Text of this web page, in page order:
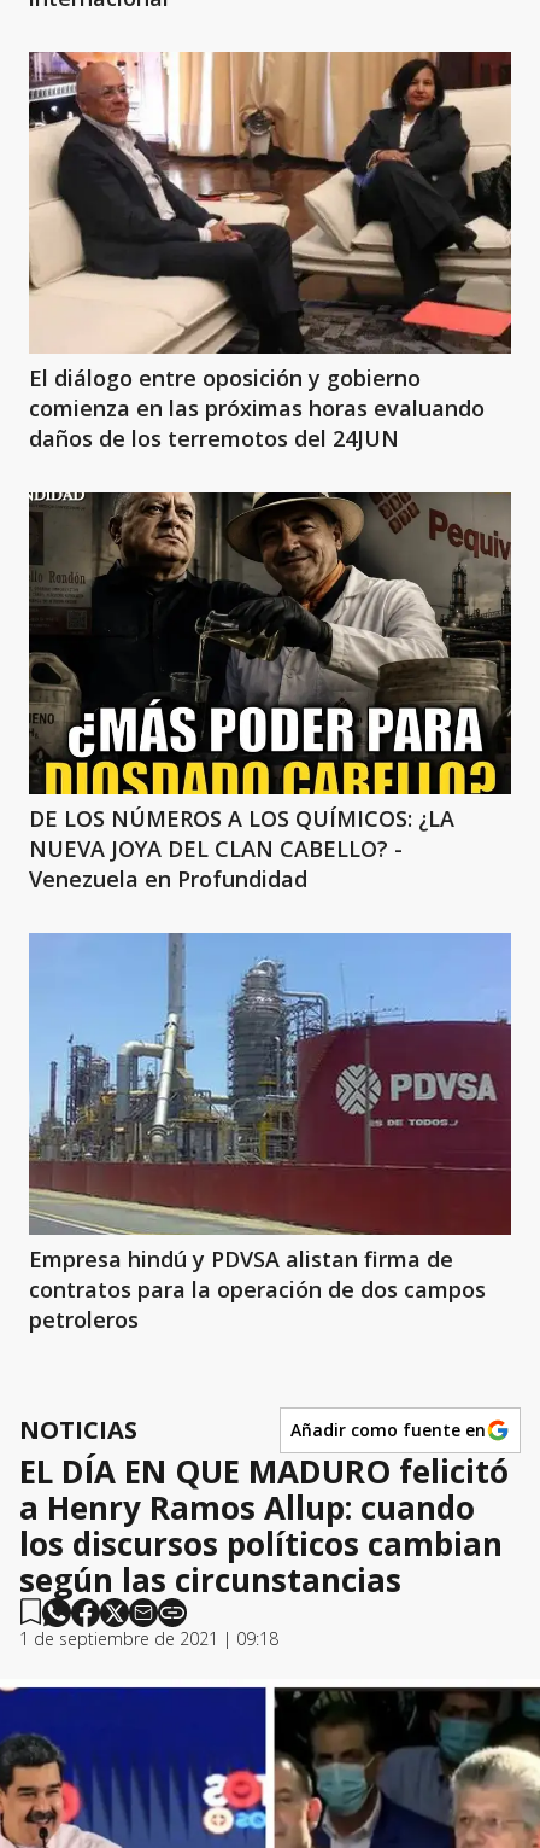
El diálogo entre oposición y gobierno
comienza en las próximas horas evaluando
daños de los terremotos del 24JUN
DE LOS NÚMEROS A LOS QUÍMICOS: ¿LA
NUEVA JOYA DEL CLAN CABELLO? -
Venezuela en Profundidad
Empresa hindú y PDVSA alistan firma de
contratos para la operación de dos campos
petroleros
NOTICIAS Añadir como fuente en
EL DÍA EN QUE MADURO felicitó
a Henry Ramos Allup: cuando
los discursos políticos cambian
según las circunstancias
1 de septiembre de 2021 | 09:18